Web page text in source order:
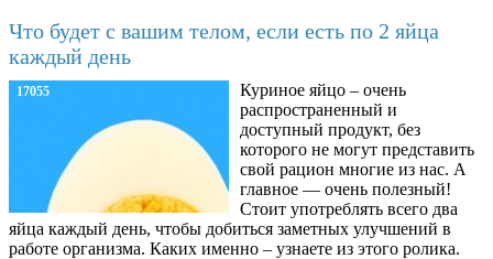
Что будет с вашим телом, если есть по 2 яйца
каждый день
17055
Куриное яйцо – очень
распространенный и
доступный продукт, без
которого не могут представить
свой рацион многие из нас. А
главное — очень полезный!
Стоит употреблять всего два
яйца каждый день, чтобы добиться заметных улучшений в
работе организма. Каких именно – узнаете из этого ролика.